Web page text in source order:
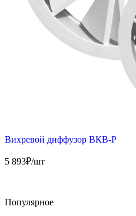
Вихревой диффузор ВКВ-Р
5 893₽/шт
Популярное